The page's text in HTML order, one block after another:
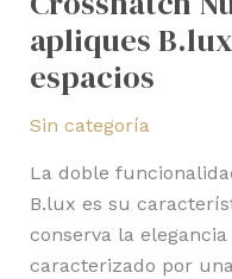
apliques
espacios
Sin categoría
La doble
B.lux es su
conserva la
caracterizado por